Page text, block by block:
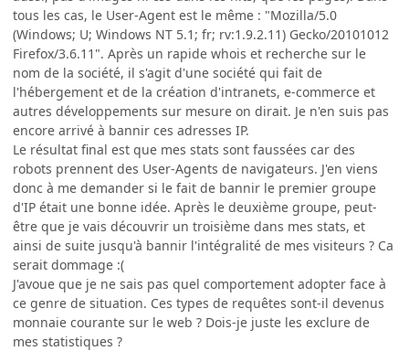
tous les cas, le User-Agent est le même : "Mozilla/5.0
(Windows; U; Windows NT 5.1; fr; rv:1.9.2.11) Gecko/20101012
Firefox/3.6.11". Après un rapide whois et recherche sur le
nom de la société, il s'agit d'une société qui fait de
l'hébergement et de la création d'intranets, e-commerce et
autres développements sur mesure on dirait. Je n'en suis pas
encore arrivé à bannir ces adresses IP.
Le résultat final est que mes stats sont faussées car des
robots prennent des User-Agents de navigateurs. J'en viens
donc à me demander si le fait de bannir le premier groupe
d'IP était une bonne idée. Après le deuxième groupe, peut-
être que je vais découvrir un troisième dans mes stats, et
ainsi de suite jusqu'à bannir l'intégralité de mes visiteurs ? Ca
serait dommage :(
J'avoue que je ne sais pas quel comportement adopter face à
ce genre de situation. Ces types de requêtes sont-il devenus
monnaie courante sur le web ? Dois-je juste les exclure de
mes statistiques ?